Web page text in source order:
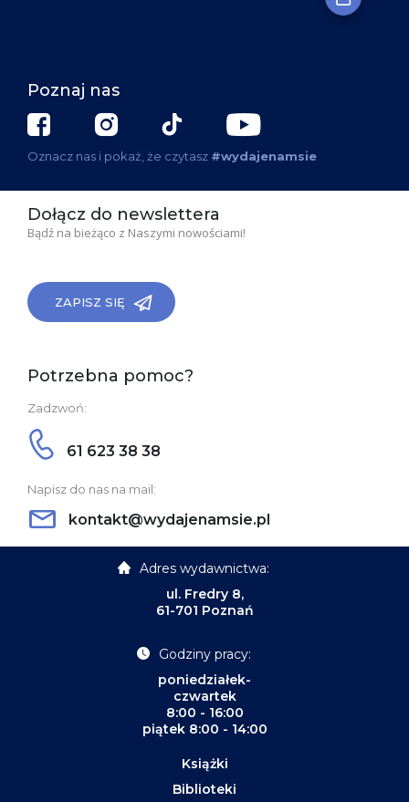
Poznaj nas
Oznacz nas i pokaż, że czytasz #wydajenamsie
Dołącz do newslettera
Bądź na bieżąco z Naszymi nowościami!
ZAPISZ SIĘ
Potrzebna pomoc?
Zadzwoń:
61 623 38 38
Napisz do nas na mail:
kontakt@wydajenamsie.pl
Adres wydawnictwa:
ul. Fredry 8,
61-701 Poznań
Godziny pracy:
poniedziałek-
czwartek
8:00 - 16:00
piątek 8:00 - 14:00
Książki
Biblioteki